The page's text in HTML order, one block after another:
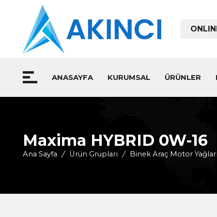
ANASAYFA KURUMSAL ÜRÜNLER
Maxima HYBRID 0W-16
Ana Sayfa / Ürün Grupları / Binek Araç Motor